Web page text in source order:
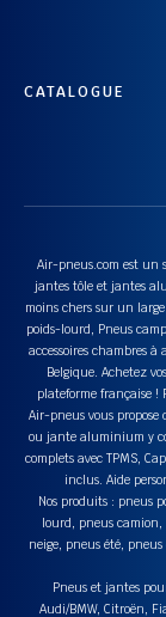
CATALOGUE
Air-pneus.com est un
jantes tôle et jantes
moins chers sur un
poids-lourd, Pneus
accessoires chambres
Belgique. Achetez
plateforme française !
Air-pneus vous propose
ou jante aluminium y
complets avec TPMS,
inclus. Aide
Nos produits : pneus
lourd, pneus
neige, pneus été,
Pneus et jantes
Audi/BMW, Citroën,